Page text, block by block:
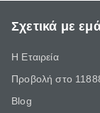
Σχετικά με
Η Εταιρεία
Προβολή στο
Blog